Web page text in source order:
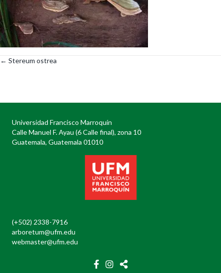
Posts
← Stereum ostrea
Universidad Francisco Marroquín
Calle Manuel F. Ayau (6 Calle final), zona 10
Guatemala, Guatemala 01010
(+502) 2338-7916
arboretum@ufm.edu
webmaster@ufm.edu